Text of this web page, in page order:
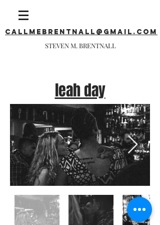
callmebrentnall@gmail.com
STEVEN M. BRENTNALL
leah day